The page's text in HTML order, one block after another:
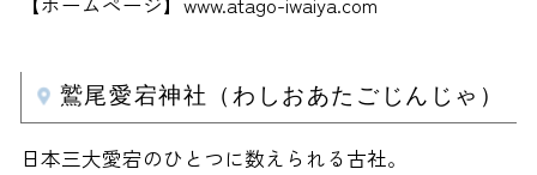
鷲尾愛宕神社（わしおあたごじんじゃ）
日本三大愛宕のひとつに数えられる古社。